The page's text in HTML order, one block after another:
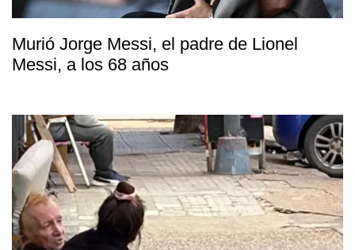
Murió Jorge Messi, el padre de Lionel
Messi, a los 68 años